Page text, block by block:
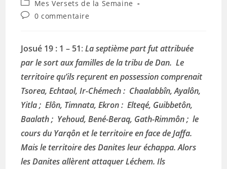
la
publication :
Post
category:
Mes Versets de la Semaine
Commentaires
publication :
0 commentaire
Josué 19 : 1 – 51:La septième part fut attribuée
par le sort aux familles de la tribu de Dan. Le
territoire qu’ils reçurent en possession comprenait
Tsorea, Echtaol, Ir-Chémech : Chaalabbîn, Ayalôn,
Yitla ; Elôn, Timnata, Ekron : Elteqé, Guibbetôn,
Baalath ; Yehoud, Bené-Beraq, Gath-Rimmôn ; le
cours du Yarqôn et le territoire en face de Jaffa.
Mais le territoire des Danites leur échappa. Alors
les Danites allèrent attaquer Léchem. Ils